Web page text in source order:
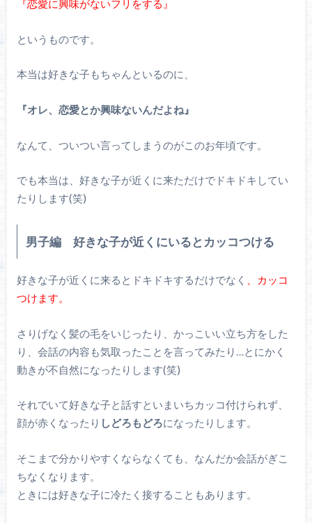
『恋愛に興味がないフリをする』
というものです。
本当は好きな子もちゃんといるのに、
『オレ、恋愛とか興味ないんだよね』
なんて、ついつい言ってしまうのがこのお年頃です。
でも本当は、好きな子が近くに来ただけでドキドキしてい
たりします(笑)
男子編 好きな子が近くにいるとカッコつける
好きな子が近くに来るとドキドキするだけでなく
、カッコ
つけます。
さりげなく髪の毛をいじったり、かっこいい立ち方をした
り、会話の内容も気取ったことを言ってみたり…とにかく
動きが不自然になったりします(笑)
それでいて好きな子と話すといまいちカッコ付けられず、
顔が赤くなったり しどろもどろになったりします。
そこまで分かりやすくならなくても、なんだか会話がぎこ
ちなくなります。
ときには好きな子に冷たく接することもあります。